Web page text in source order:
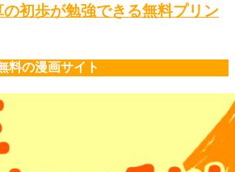
初歩が勉強できる無料プリン
料の漫画サイト